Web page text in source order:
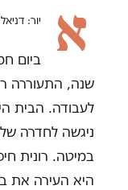
א יור:
ביום
שנה, התעוררה
לעבודה. הבית
ניגשה לחדרה
במיטה. רונית
היא העירה את